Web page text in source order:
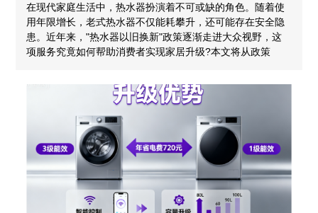
在现代家庭生活中，热水器扮演着不可或缺的角色。随着使
用年限增长，老式热水器不仅能耗攀升，还可能存在安全隐
患。近年来，"热水器以旧换新"政策逐渐走进大众视野，这
项服务究竟如何帮助消费者实现家居升级?本文将从政策